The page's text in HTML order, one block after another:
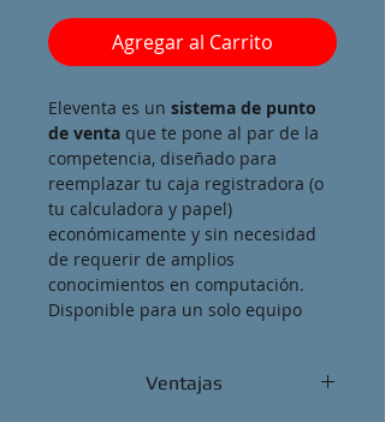
Agregar al Carrito
Eleventa es un sistema de punto
de venta que te pone al par de la
competencia, diseñado para
reemplazar tu caja registradora (o
tu calculadora y papel)
económicamente y sin necesidad
de requerir de amplios
conocimientos en computación.
Disponible para un solo equipo
Ventajas